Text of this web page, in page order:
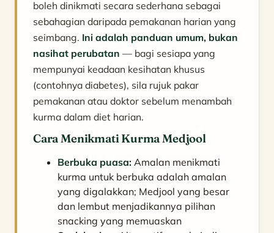
boleh dinikmati secara sederhana sebagai
sebahagian daripada pemakanan harian yang
seimbang. Ini adalah panduan umum, bukan
nasihat perubatan — bagi sesiapa yang
mempunyai keadaan kesihatan khusus
(contohnya diabetes), sila rujuk pakar
pemakanan atau doktor sebelum menambah
kurma dalam diet harian.
Cara Menikmati Kurma Medjool
Berbuka puasa: Amalan menikmati
kurma untuk berbuka adalah amalan
yang digalakkan; Medjool yang besar
dan lembut menjadikannya pilihan
snacking yang memuaskan